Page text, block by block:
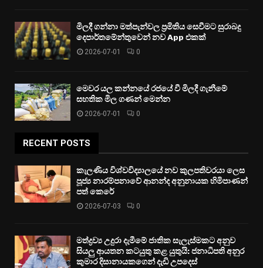
මිලදී ගන්නා මත්පැන්වල ප්‍රමිතිය සෙවීමට සුරාබදු
දෙපාර්තමේන්තුවෙන් නව App එකක්
2026-07-01 0
මෙවර යල කන්නයේ රජයේ වී මිලදී ගැනීමේ
සහතික මිල ගණන් මෙන්න
2026-07-01 0
RECENT POSTS
කැලණිය විශ්වවිද්‍යාලයේ නව කුලපතිවරයා ලෙස
පූජ්‍ය නාරම්පනාවේ ආනන්ද අනුනායක හිමිපාණන්
පත් කෙරේ
2026-07-03 0
මත්ද්‍රව්‍ය උදුරා දැමීමේ ජාතික සැලැස්මකට අනුව
සියලු ආයතන කටයුතු කළ යුතුයි: ජනාධිපති අනුර
කුමාර දිසානායකගෙන් දැඩි උපදෙස්